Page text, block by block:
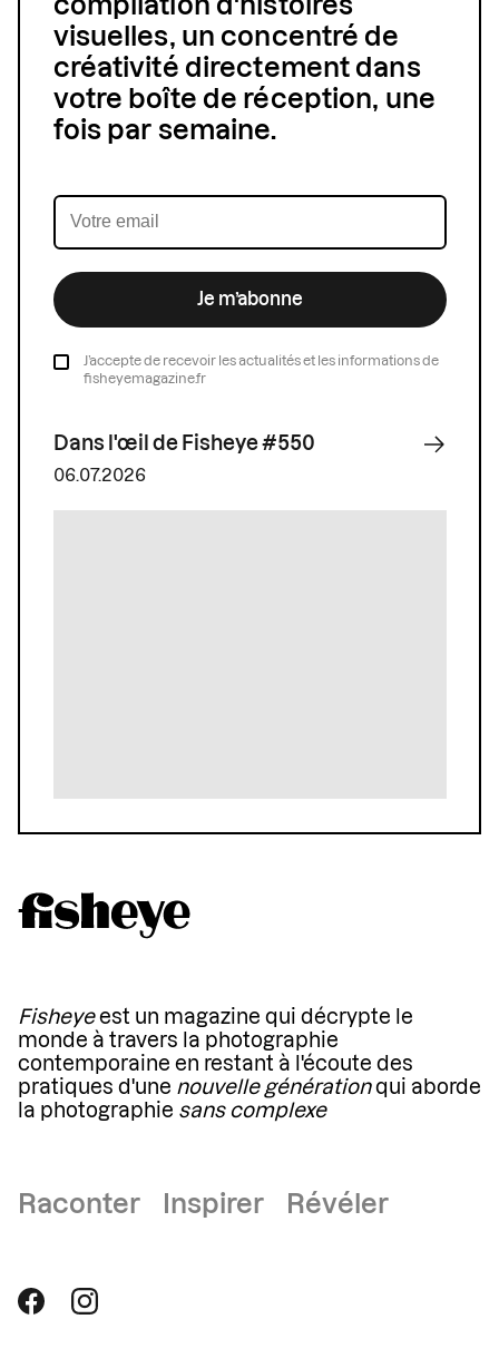
compilation d'histoires
visuelles, un concentré de
créativité directement dans
votre boîte de réception, une
fois par semaine.
Je m’abonne
J’accepte de recevoir les actualités et les informations de
fisheyemagazine.fr
Dans l'œil de Fisheye #550
06.07.2026
Fisheyeest un magazine qui décrypte le
monde à travers la photographie
contemporaine en restant à l'écoute des
pratiques d'une nouvelle générationqui aborde
la photographie sans complexe
Raconter Inspirer Révéler